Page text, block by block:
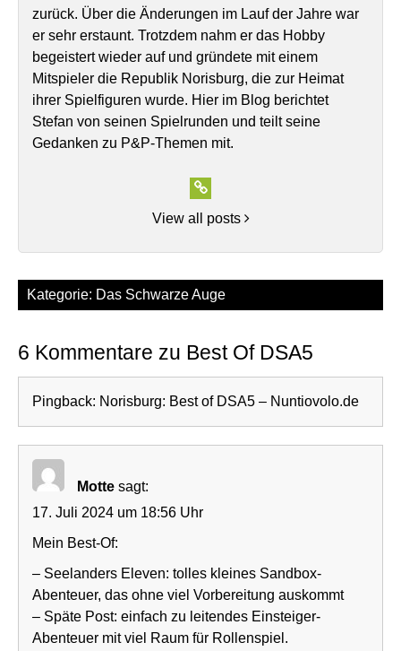
zurück. Über die Änderungen im Lauf der Jahre war
er sehr erstaunt. Trotzdem nahm er das Hobby
begeistert wieder auf und gründete mit einem
Mitspieler die Republik Norisburg, die zur Heimat
ihrer Spielfiguren wurde. Hier im Blog berichtet
Stefan von seinen Spielrunden und teilt seine
Gedanken zu P&P-Themen mit.
View all posts
Kategorie: Das Schwarze Auge
6 Kommentare zu Best Of DSA5
Pingback: Norisburg: Best of DSA5 – Nuntiovolo.de
Motte sagt:
17. Juli 2024 um 18:56 Uhr
Mein Best-Of:
– Seelanders Eleven: tolles kleines Sandbox-
Abenteuer, das ohne viel Vorbereitung auskommt
– Späte Post: einfach zu leitendes Einsteiger-
Abenteuer mit viel Raum für Rollenspiel.